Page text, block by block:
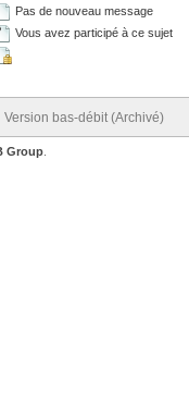
Pas de nouveau message
Vous avez participé à ce sujet
Version bas-débit (Archivé)
Group.